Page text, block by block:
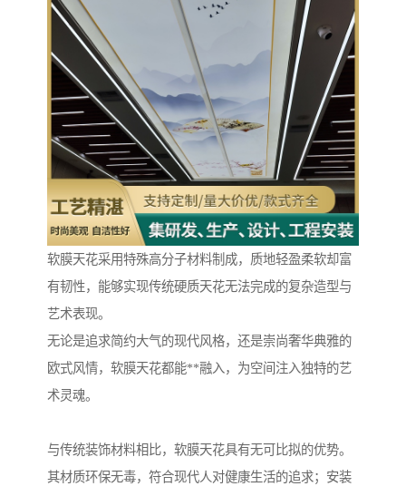
软膜天花采用特殊高分子材料制成，质地轻盈柔软却富
有韧性，能够实现传统硬质天花无法完成的复杂造型与
艺术表现。
无论是追求简约大气的现代风格，还是崇尚奢华典雅的
欧式风情，软膜天花都能**融入，为空间注入独特的艺
术灵魂。
与传统装饰材料相比，软膜天花具有无可比拟的优势。
其材质环保无毒，符合现代人对健康生活的追求；安装